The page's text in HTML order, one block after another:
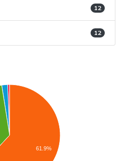
12
12
61.9%